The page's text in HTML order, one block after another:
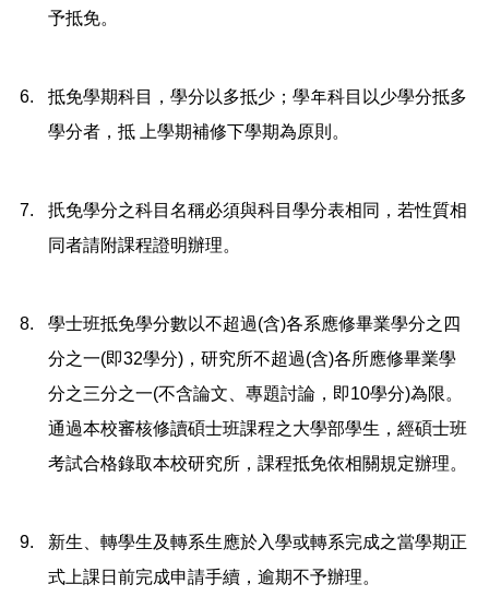
予抵免。
6.
抵免學期科目，學分以多抵少；學年科目以少學分抵多
學分者，抵 上學期補修下學期為原則。
7.
扺免學分之科目名稱必須與科目學分表相同，若性質相
同者請附課程證明辦理。
8.
學士班抵免學分數以不超過(含)各系應修畢業學分之四
分之一(即32學分)，研究所不超過(含)各所應修畢業學
分之三分之一(不含論文、專題討論，即10學分)為限。
通過本校審核修讀碩士班課程之大學部學生，經碩士班
考試合格錄取本校研究所，課程抵免依相關規定辦理。
9.
新生、轉學生及轉系生應於入學或轉系完成之當學期正
式上課日前完成申請手續，逾期不予辦理。